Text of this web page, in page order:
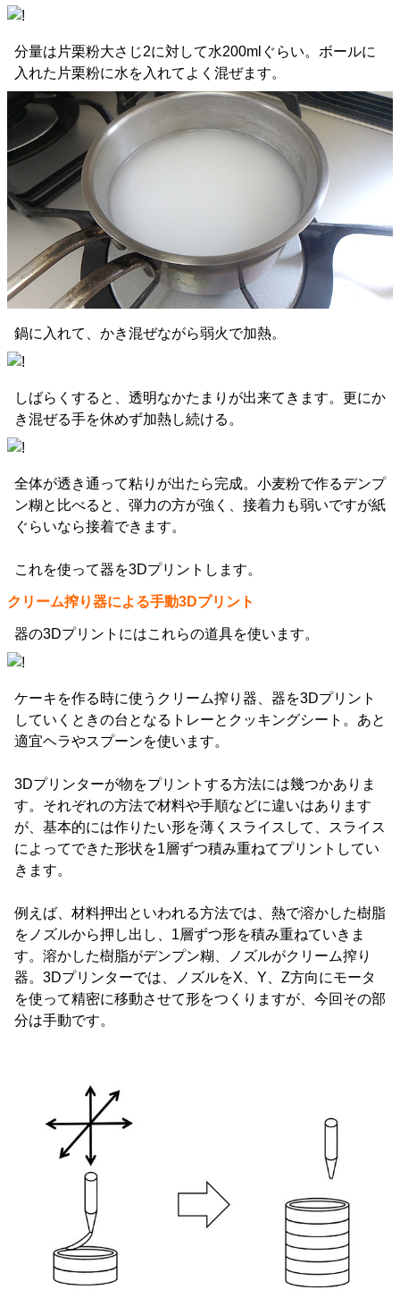
分量は片栗粉大さじ2に対して水200mlぐらい。ボールに
入れた片栗粉に水を入れてよく混ぜます。
鍋に入れて、かき混ぜながら弱火で加熱。
しばらくすると、透明なかたまりが出来てきます。更にか
き混ぜる手を休めず加熱し続ける。
全体が透き通って粘りが出たら完成。小麦粉で作るデンプ
ン糊と比べると、弾力の方が強く、接着力も弱いですが紙
ぐらいなら接着できます。
これを使って器を3Dプリントします。
クリーム搾り器による手動3Dプリント
器の3Dプリントにはこれらの道具を使います。
ケーキを作る時に使うクリーム搾り器、器を3Dプリント
していくときの台となるトレーとクッキングシート。あと
適宜ヘラやスプーンを使います。
3Dプリンターが物をプリントする方法には幾つかありま
す。それぞれの方法で材料や手順などに違いはあります
が、基本的には作りたい形を薄くスライスして、スライス
によってできた形状を1層ずつ積み重ねてプリントしてい
きます。
例えば、材料押出といわれる方法では、熱で溶かした樹脂
をノズルから押し出し、1層ずつ形を積み重ねていきま
す。溶かした樹脂がデンプン糊、ノズルがクリーム搾り
器。3Dプリンターでは、ノズルをX、Y、Z方向にモータ
を使って精密に移動させて形をつくりますが、今回その部
分は手動です。